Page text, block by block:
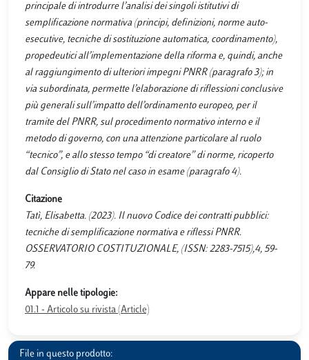
principale di introdurre l’analisi dei singoli istitutivi di
semplificazione normativa (principi, definizioni, norme auto-
esecutive, tecniche di sostituzione automatica, coordinamento),
propedeutici all’implementazione della riforma e, quindi, anche
al raggiungimento di ulteriori impegni PNRR (paragrafo 3); in
via subordinata, permette l’elaborazione di riflessioni conclusive
più generali sull’impatto dell’ordinamento europeo, per il
tramite del PNRR, sul procedimento normativo interno e il
metodo di governo, con una attenzione particolare al ruolo
“tecnico”, e allo stesso tempo “di creatore” di norme, ricoperto
dal Consiglio di Stato nel caso in esame (paragrafo 4).
Citazione
Tatì, Elisabetta. (2023). Il nuovo Codice dei contratti pubblici:
tecniche di semplificazione normativa e riflessi PNRR.
OSSERVATORIO COSTITUZIONALE, (ISSN: 2283-7515),4, 59-
79.
Appare nelle tipologie:
01.1 - Articolo su rivista (Article)
File in questo prodotto: